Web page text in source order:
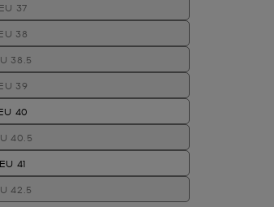
EU 37
38
38.5
39
40
40.5
EU 41
42.5